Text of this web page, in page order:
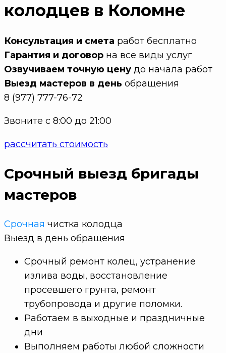
колодцев в Коломне
Консультация и смета работ бесплатно
Гарантия и договор на все виды услуг
Озвучиваем точную цену до начала работ
Выезд мастеров в день обращения
8 (977) 777-76-72
Звоните с 8:00 до 21:00
рассчитать стоимость
Срочный выезд бригады
мастеров
Срочная чистка колодца
Выезд в день обращения
Срочный ремонт колец, устранение
излива воды, восстановление
просевшего грунта, ремонт
трубопровода и другие поломки.
Работаем в выходные и праздничные
дни
Выполняем работы любой сложности